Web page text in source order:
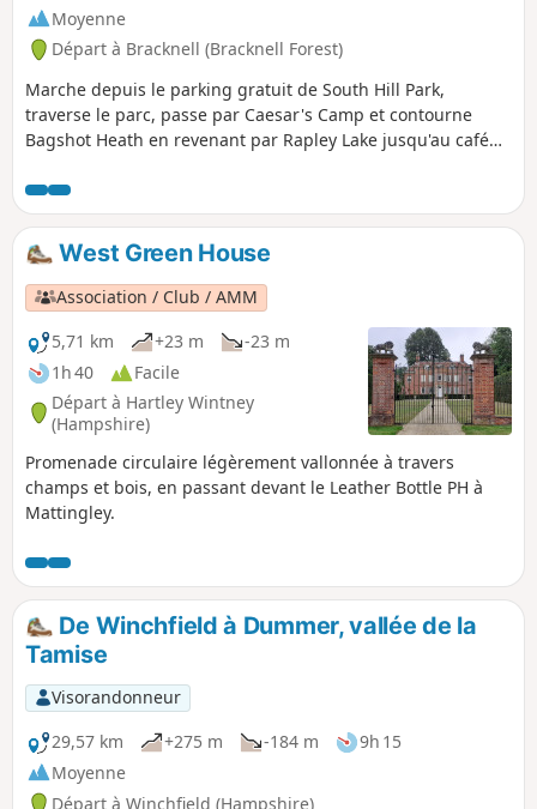
Moyenne
Départ à Bracknell (Bracknell Forest)
Marche depuis le parking gratuit de South Hill Park,
traverse le parc, passe par Caesar's Camp et contourne
Bagshot Heath en revenant par Rapley Lake jusqu'au café
artistique).
West Green House
Association / Club / AMM
5,71 km
+23 m
-23 m
1h 40
Facile
Départ à Hartley Wintney
(Hampshire)
Promenade circulaire légèrement vallonnée à travers
champs et bois, en passant devant le Leather Bottle PH à
Mattingley.
De Winchfield à Dummer, vallée de la
Tamise
Visorandonneur
29,57 km
+275 m -184 m
9h 15
Moyenne
Départ à Winchfield (Hampshire)